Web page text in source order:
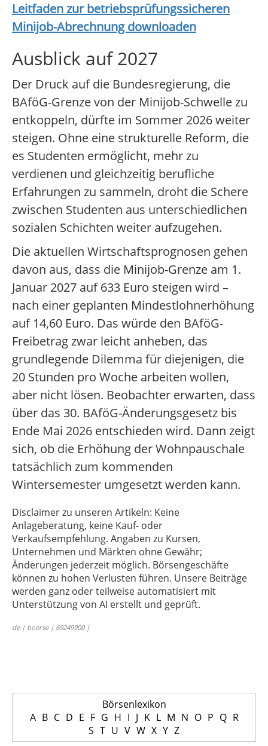
Leitfaden zur betriebsprüfungssicheren
Minijob-Abrechnung downloaden
Ausblick auf 2027
Der Druck auf die Bundesregierung, die
BAföG-Grenze von der Minijob-Schwelle zu
entkoppeln, dürfte im Sommer 2026 weiter
steigen. Ohne eine strukturelle Reform, die
es Studenten ermöglicht, mehr zu
verdienen und gleichzeitig berufliche
Erfahrungen zu sammeln, droht die Schere
zwischen Studenten aus unterschiedlichen
sozialen Schichten weiter aufzugehen.
Die aktuellen Wirtschaftsprognosen gehen
davon aus, dass die Minijob-Grenze am 1.
Januar 2027 auf 633 Euro steigen wird –
nach einer geplanten Mindestlohnerhöhung
auf 14,60 Euro. Das würde den BAföG-
Freibetrag zwar leicht anheben, das
grundlegende Dilemma für diejenigen, die
20 Stunden pro Woche arbeiten wollen,
aber nicht lösen. Beobachter erwarten, dass
über das 30. BAföG-Änderungsgesetz bis
Ende Mai 2026 entschieden wird. Dann zeigt
sich, ob die Erhöhung der Wohnpauschale
tatsächlich zum kommenden
Wintersemester umgesetzt werden kann.
Disclaimer zu unseren Artikeln: Keine
Anlageberatung, keine Kauf- oder
Verkaufsempfehlung. Angaben zu Kursen,
Unternehmen und Märkten ohne Gewähr;
Änderungen jederzeit möglich. Börsengeschäfte
können zu hohen Verlusten führen. Unsere Beiträge
werden ganz oder teilweise automatisiert mit
Unterstützung von AI erstellt und geprüft.
de | boerse | 69249900 |
Börsenlexikon
A B C D E F G H I J K L M N O P Q R
S T U V W X Y Z